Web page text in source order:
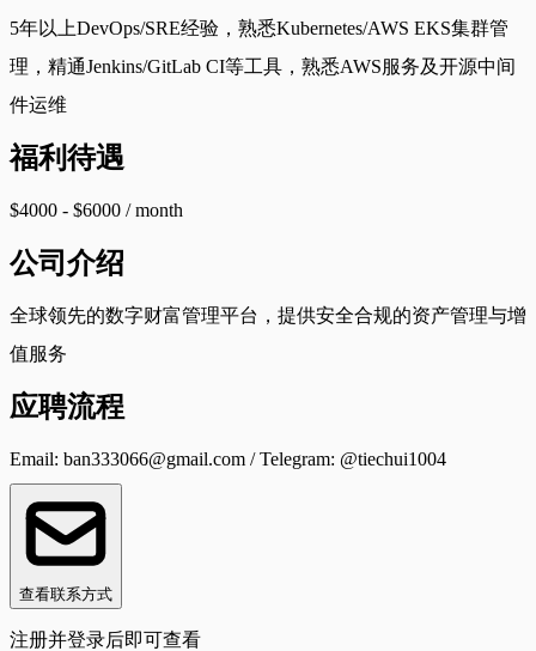
5年以上DevOps/SRE经验，熟悉Kubernetes/AWS EKS集群管
理，精通Jenkins/GitLab CI等工具，熟悉AWS服务及开源中间
件运维
福利待遇
$4000 - $6000 / month
公司介绍
全球领先的数字财富管理平台，提供安全合规的资产管理与增
值服务
应聘流程
Email: ban333066@gmail.com / Telegram: @tiechui1004
查看联系方式
注册并登录后即可查看